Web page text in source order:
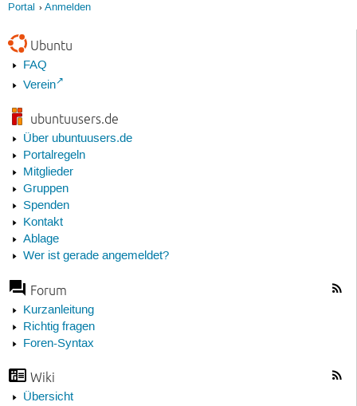
Portal Anmelden
Ubuntu
FAQ
Verein
ubuntuusers.de
Über ubuntuusers.de
Portalregeln
Mitglieder
Gruppen
Spenden
Kontakt
Ablage
Wer ist gerade angemeldet?
Forum
Kurzanleitung
Richtig fragen
Foren-Syntax
Wiki
Übersicht